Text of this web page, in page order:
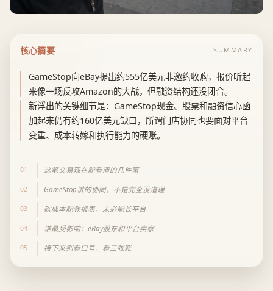
核心摘要 SUMMARY
GameStop向eBay提出约555亿美元非邀约收购，报价听起
来像一场反攻Amazon的大战，但融资结构还没闭合。
新浮出的关键细节是：GameStop现金、股票和融资信心函
加起来仍有约160亿美元缺口，所谓门店协同也要面对平台
变重、成本转嫁和执行能力的硬账。
01 这笔交易现在能看清的几件事
02 GameStop讲的协同，不是完全没道理
03 砍成本能救报表，未必能长平台
04 谁最受影响：eBay股东和平台卖家
05 接下来别看口号，看三张账